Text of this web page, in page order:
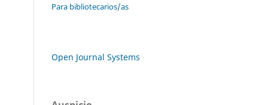
Para bibliotecarios/as
Open Journal Systems